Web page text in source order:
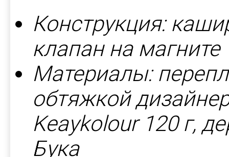
Конструкция:
клапан на магните
Материалы:
обтяжкой
Keaykolour 120 г,
Бука